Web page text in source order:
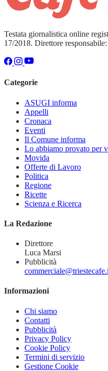
Testata giornalistica online
17/2018. Direttore
Categorie
ASUGI informa
Appelli
Cronaca
Eventi
Il Comune informa
Lo abbiamo provato per
Movida
Offerte di Lavoro
Politica
Regione
Ricette
Scienza e Ricerca
La Redazione
Direttore
Luca Marsi
Pubblicità
Informazioni
Chi siamo
Contatti
Pubblicità
Privacy Policy
Cookie Policy
Termini di servizio
Gestione Cookie